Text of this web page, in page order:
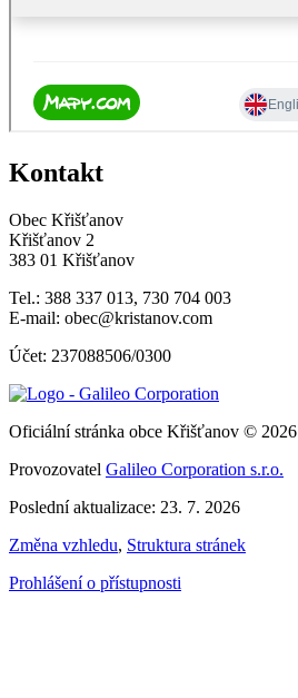
Kontakt
Obec Křišťanov
Křišťanov 2
383 01 Křišťanov
Tel.: 388 337 013, 730 704 003
E-mail: obec@kristanov.com
Účet: 237088506/0300
Oficiální stránka obce Křišťanov © 2026
Provozovatel Galileo Corporation s.r.o.
Poslední aktualizace: 23. 7. 2026
Změna vzhledu, Struktura stránek
Prohlášení o přístupnosti